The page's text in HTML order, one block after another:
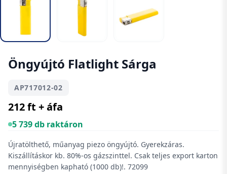
Öngyújtó Flatlight Sárga
AP717012-02
212 ft + áfa
5 739 db raktáron
Újratölthető, műanyag piezo öngyújtó. Gyerekzáras.
Kiszállításkor kb. 80%-os gázszinttel. Csak teljes export karton
mennyiségben kapható (1000 db)!. 72099